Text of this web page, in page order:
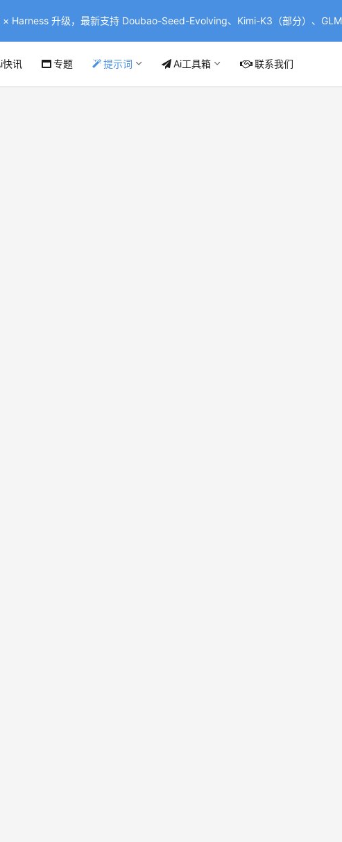
Harness 升级，最新支持 Doubao-Seed-Evolving、Kimi-K3（部分）、
快讯 专题 提示词 Ai工具箱 联系我们